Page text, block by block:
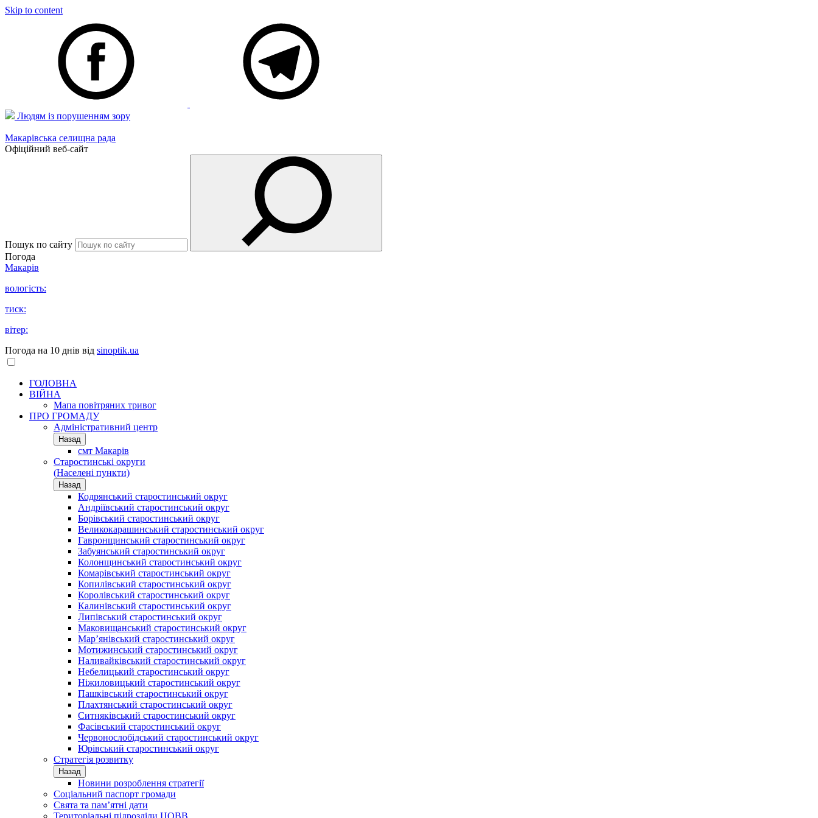
Skip to content
Людям із порушенням зору
Макарівська селищна рада
Офіційний веб-сайт
Пошук по сайту
Погода
Макарів
вологість:
тиск:
вітер:
Погода на 10 днів від sinoptik.ua
ГОЛОВНА
ВІЙНА
Мапа повітряних тривог
ПРО ГРОМАДУ
Aдміністративний центр
Назад
смт Макарів
Старостинські округи
(Населені пункти)
Назад
Кодрянський старостинський округ
Андріївський старостинський округ
Борівський старостинський округ
Великокарашинський старостинський округ
Гавронщинський старостинський округ
Забуянський старостинський округ
Колонщинський старостинський округ
Комарівський старостинський округ
Копилівський старостинський округ
Королівський старостинський округ
Калинівський старостинський округ
Липівський старостинський округ
Маковищанський старостинський округ
Мар’янівський старостинський округ
Мотижинський старостинський округ
Наливайківський старостинський округ
Небелицький старостинський округ
Ніжиловицький старостинський округ
Пашківський старостинський округ
Плахтянський старостинський округ
Ситняківський старостинський округ
Фасівський старостинський округ
Червонослобідський старостинський округ
Юрівський старостинський округ
Стратегія розвитку
Назад
Новини розроблення стратегії
Соціальний паспорт громади
Свята та пам’ятні дати
Територіальні підрозділи ЦОВВ